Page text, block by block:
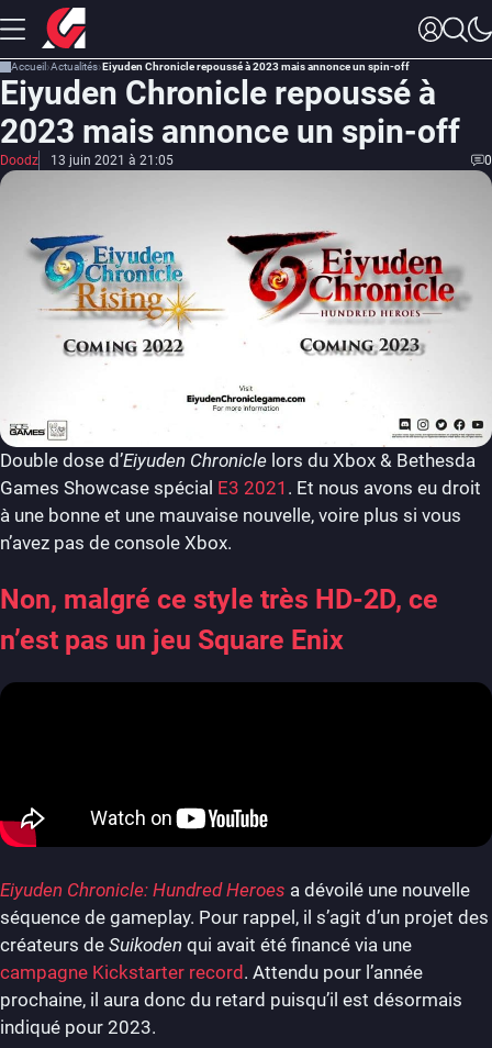
Accueil Actualités Eiyuden Chronicle repoussé à 2023 mais annonce un spin-off
Eiyuden Chronicle repoussé à
2023 mais annonce un spin-off
Doodz 13 juin 2021 à 21:05 0
Double dose d’Eiyuden Chronicle lors du Xbox & Bethesda
Games Showcase spécial E3 2021 . Et nous avons eu droit
à une bonne et une mauvaise nouvelle, voire plus si vous
n’avez pas de console Xbox.
Non, malgré ce style très HD-2D, ce
n’est pas un jeu Square Enix
Eiyuden Chronicle: Hundred Heroes a dévoilé une nouvelle
séquence de gameplay. Pour rappel, il s’agit d’un projet des
créateurs de Suikoden qui avait été financé via une
campagne Kickstarter record. Attendu pour l’année
prochaine, il aura donc du retard puisqu’il est désormais
indiqué pour 2023.